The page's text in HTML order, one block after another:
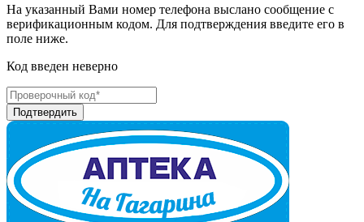
На указанный Вами номер телефона выслано сообщение с
верификационным кодом. Для подтверждения введите его в
поле ниже.
Код введен неверно